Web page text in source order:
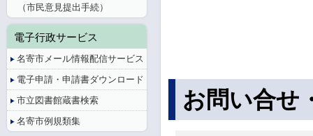
お問い合せ
（市民意見提出手続）
電子行政サービス
名寄市メール情報配信サービス
電子申請・申請書ダウンロード
市立図書館蔵書検索
名寄市例規類集